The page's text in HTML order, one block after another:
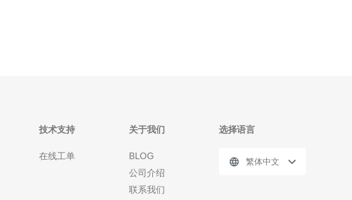
技术支持
在线工单
关于我们
BLOG
公司介绍
联系我们
选择语言
繁体中文